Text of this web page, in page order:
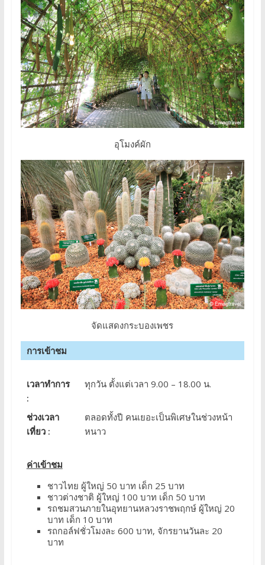
อุโมงค์ผัก
จัดแสดงกระบองเพชร
การเข้าชม
เวลาทำการ
:
ทุกวัน ตั้งแต่เวลา 9.00 – 18.00 น.
ช่วงเวลา
เที่ยว :
ตลอดทั้งปี คนเยอะเป็นพิเศษในช่วงหน้า
หนาว
ค่าเข้าชม
ชาวไทย ผู้ใหญ่ 50 บาท เด็ก 25 บาท
ชาวต่างชาติ ผู้ใหญ่ 100 บาท เด็ก 50 บาท
รถชมสวนภายในอุทยานหลวงราชพฤกษ์ ผู้ใหญ่ 20
บาท เด็ก 10 บาท
รถกอล์ฟชั่วโมงละ 600 บาท, จักรยานวันละ 20
บาท